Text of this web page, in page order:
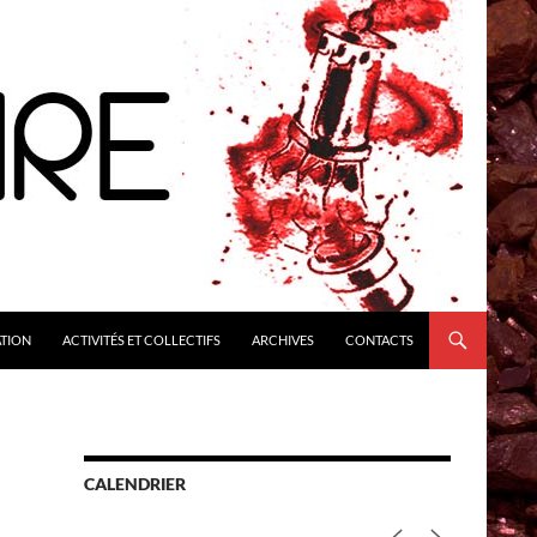
ACTIVITÉS ET COLLECTIFS ARCHIVES CONTACTS
CALENDRIER